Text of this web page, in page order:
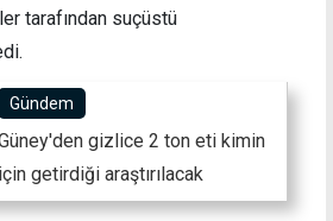
tarafından suçüstü
Gündem
gizlice 2 ton eti kimin
için getirdiği araştırılacak